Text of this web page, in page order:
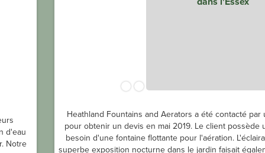
d'eau
Notre
Heathland Fountains and Aerators a été contacté
pour obtenir un devis en mai 2019. Le client possède
besoin d'une fontaine flottante pour l'aération.
superbe exposition nocturne dans le jardin faisait